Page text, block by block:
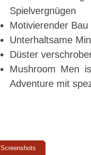
Spielvergnügen
Motivierender
Unterhaltsame
Düster
Mushroom Men
Adventure mit
Screenshots